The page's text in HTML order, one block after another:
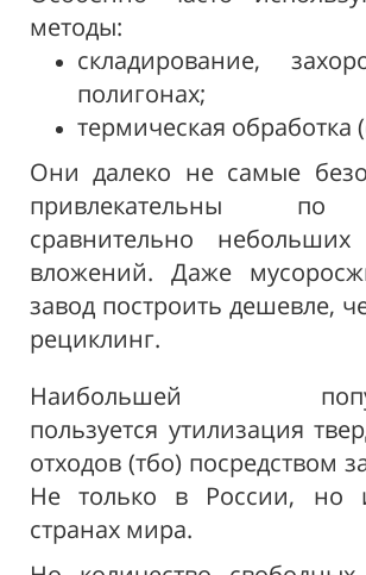
методы:
складирование,
полигонах;
термическая обработка
Они далеко не самые
привлекательны по
сравнительно
вложений. Даже
завод построить дешевле,
рециклинг.
Наибольшей
пользуется утилизация
отходов (тбо) посредством
Не только в России, но
странах мира.